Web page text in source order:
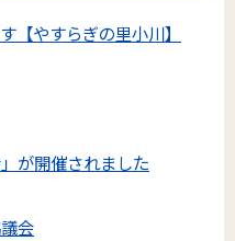
【やすらぎの里小川】
が開催されました
会